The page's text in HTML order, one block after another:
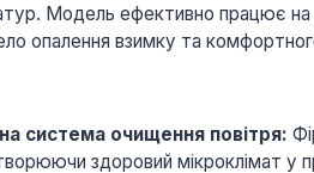
Модель ефективно працює
опалення взимку та
система очищення повітря:
здоровий мікроклімат у